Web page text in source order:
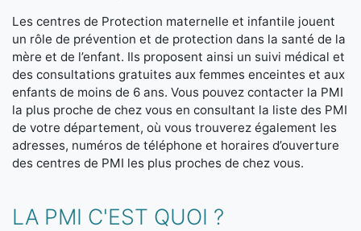
Les centres de Protection maternelle et infantile jouent
un rôle de prévention et de protection dans la santé de la
mère et de l’enfant. Ils proposent ainsi un suivi médical et
des consultations gratuites aux femmes enceintes et aux
enfants de moins de 6 ans. Vous pouvez contacter la PMI
la plus proche de chez vous en consultant la liste des PMI
de votre département, où vous trouverez également les
adresses, numéros de téléphone et horaires d’ouverture
des centres de PMI les plus proches de chez vous.
LA PMI C'EST QUOI ?